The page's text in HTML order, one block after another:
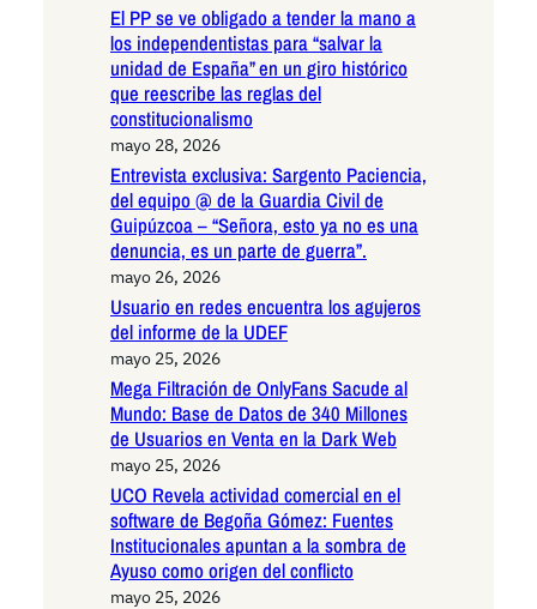
El PP se ve obligado a tender la mano a
los independentistas para “salvar la
unidad de España” en un giro histórico
que reescribe las reglas del
constitucionalismo
mayo 28, 2026
Entrevista exclusiva: Sargento Paciencia,
del equipo @ de la Guardia Civil de
Guipúzcoa – “Señora, esto ya no es una
denuncia, es un parte de guerra”.
mayo 26, 2026
Usuario en redes encuentra los agujeros
del informe de la UDEF
mayo 25, 2026
Mega Filtración de OnlyFans Sacude al
Mundo: Base de Datos de 340 Millones
de Usuarios en Venta en la Dark Web
mayo 25, 2026
UCO Revela actividad comercial en el
software de Begoña Gómez: Fuentes
Institucionales apuntan a la sombra de
Ayuso como origen del conflicto
mayo 25, 2026